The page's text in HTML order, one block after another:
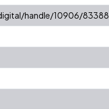
handle/10906/83388